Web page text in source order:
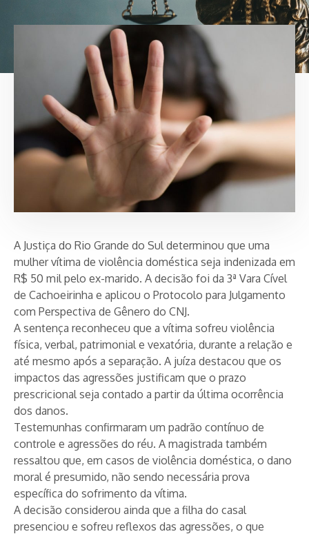
A Justiça do Rio Grande do Sul determinou que uma
mulher vítima de violência doméstica seja indenizada em
R$ 50 mil pelo ex-marido. A decisão foi da 3ª Vara Cível
de Cachoeirinha e aplicou o Protocolo para Julgamento
com Perspectiva de Gênero do CNJ.
A sentença reconheceu que a vítima sofreu violência
física, verbal, patrimonial e vexatória, durante a relação e
até mesmo após a separação. A juíza destacou que os
impactos das agressões justificam que o prazo
prescricional seja contado a partir da última ocorrência
dos danos.
Testemunhas confirmaram um padrão contínuo de
controle e agressões do réu. A magistrada também
ressaltou que, em casos de violência doméstica, o dano
moral é presumido, não sendo necessária prova
específica do sofrimento da vítima.
A decisão considerou ainda que a filha do casal
presenciou e sofreu reflexos das agressões, o que